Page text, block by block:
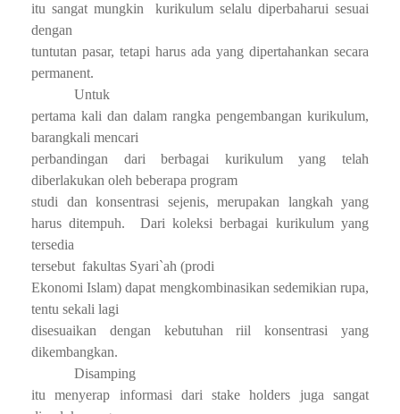
itu sangat mungkin
kurikulum selalu diperbaharui sesuai
dengan
tuntutan pasar, tetapi harus ada yang dipertahankan secara
permanent.
Untuk
pertama kali dan dalam rangka pengembangan kurikulum,
barangkali mencari
perbandingan dari berbagai kurikulum yang telah
diberlakukan oleh beberapa program
studi dan konsentrasi sejenis, merupakan langkah yang
harus ditempuh.
Dari koleksi berbagai kurikulum yang
tersedia
tersebut fakultas Syari`ah (prodi
Ekonomi Islam) dapat mengkombinasikan sedemikian rupa,
tentu sekali lagi
disesuaikan dengan kebutuhan riil konsentrasi yang
dikembangkan.
Disamping
itu menyerap informasi dari stake holders juga sangat